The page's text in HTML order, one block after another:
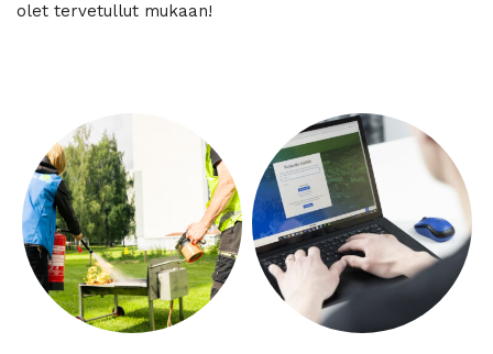
olet tervetullut mukaan!